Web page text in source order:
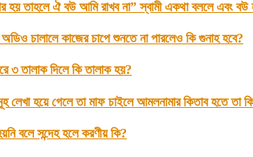
হয় তাহলে ঐ বউ আমি রাখব না” স্বামী একথা বললে এবং বউ
চালালে কাজের চাপে শুনতে না পারলেও কি গুনাহ হবে?
৩ তালাক দিলে কি তালাক হয়?
লেখা হয়ে গেলে তা মাফ চাইলে আমলনামার কিতাব হতে তা
বলে সন্দেহ হলে করণীয় কি?